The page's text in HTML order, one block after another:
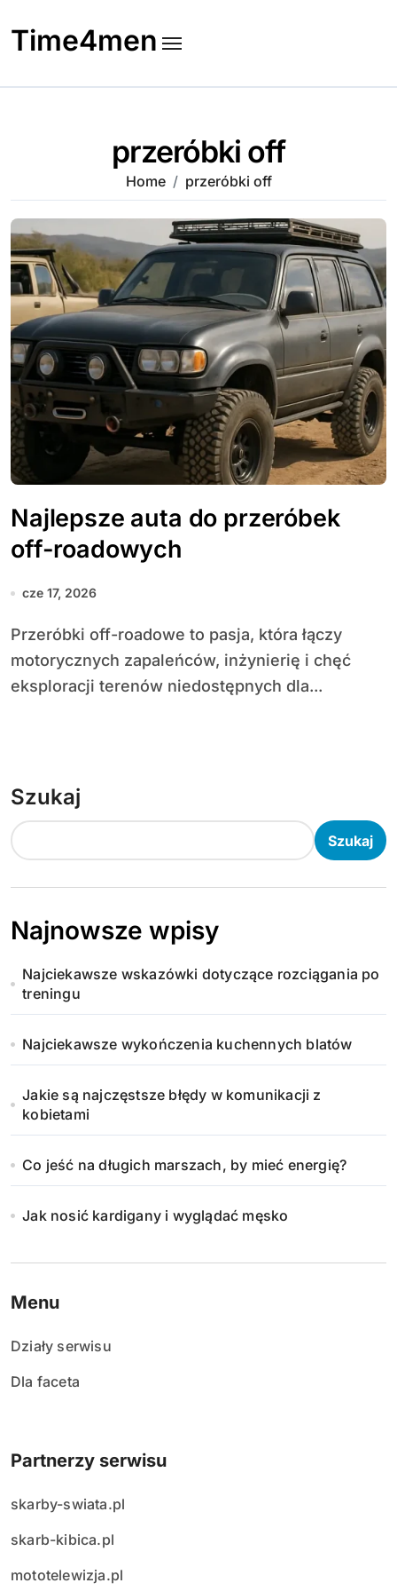
to
content
Time4men
przeróbki off
Home przeróbki off
Najlepsze auta do przeróbek
off-roadowych
cze 17, 2026
Przeróbki off-roadowe to pasja, która łączy
motorycznych zapaleńców, inżynierię i chęć
eksploracji terenów niedostępnych dla...
Szukaj
Szukaj
Najnowsze wpisy
Najciekawsze wskazówki dotyczące rozciągania po
treningu
Najciekawsze wykończenia kuchennych blatów
Jakie są najczęstsze błędy w komunikacji z
kobietami
Co jeść na długich marszach, by mieć energię?
Jak nosić kardigany i wyglądać męsko
Menu
Działy serwisu
Dla faceta
Partnerzy serwisu
skarby-swiata.pl
skarb-kibica.pl
mototelewizja.pl